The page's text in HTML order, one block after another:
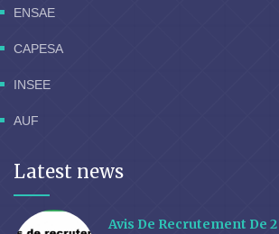
ENSAE
CAPESA
INSEE
AUF
Latest news
Avis De Recrutement De